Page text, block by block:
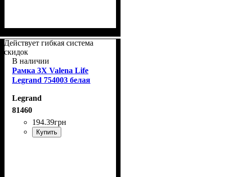
Действует гибкая система
скидок
В наличии
Рамка 3Х Valena Life
Legrand 754003 белая
Legrand
81460
194.39грн
Купить